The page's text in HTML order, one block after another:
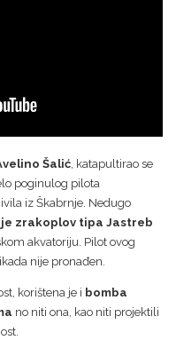
Šalić, katapultirao se
poginulog pilota
iz Škabrnje. Nedugo
zrakoplov tipa Jastreb
akvatoriju. Pilot ovog
nije pronađen.
korištena je i bomba
no niti ona, kao niti projektili